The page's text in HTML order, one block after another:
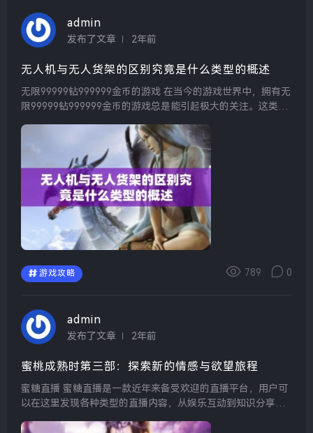
admin
发布了文章 2年前
无人机与无人货架的区别究竟是什么类型的概述
无限99999钻999999金币的游戏 在当今的游戏世界中，拥有无
限99999钻999999金币的游戏总是能引起极大的关注。这类游
快的游戏体验。玩家们喜欢这样的...
游戏攻略 789 0
admin
发布了文章 2年前
蜜桃成熟时第三部：探索新的情感与欲望旅程
蜜糖直播 蜜糖直播是一款近年来备受欢迎的直播平台，用户可
以在这里发现各种类型的直播内容，从娱乐互动到知识分享，